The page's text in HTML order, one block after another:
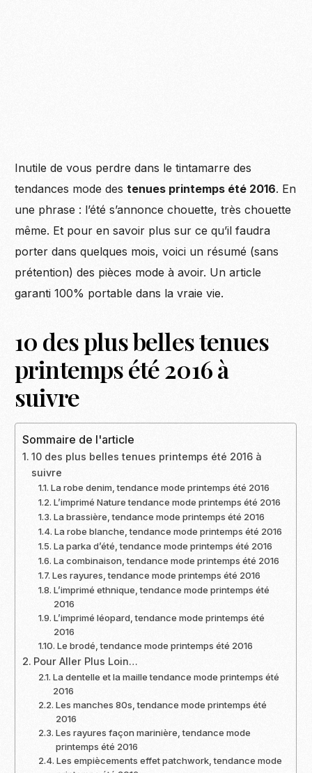
Inutile de vous perdre dans le tintamarre des
tendances mode destenues printemps été 2016. En
une phrase : l’été s’annonce chouette, très chouette
même. Et pour en savoir plus sur ce qu’il faudra
porter dans quelques mois, voici un résumé (sans
prétention) des pièces mode à avoir. Un article
garanti 100% portable dans la vraie vie.
10 des plus belles tenues
printemps été 2016 à
suivre
Sommaire de l'article
10 des plus belles tenues printemps été 2016 à
suivre
La robe denim, tendance mode printemps été 2016
L’imprimé Nature tendance mode printemps été 2016
La brassière, tendance mode printemps été 2016
La robe blanche, tendance mode printemps été 2016
La parka d’été, tendance mode printemps été 2016
La combinaison, tendance mode printemps été 2016
Les rayures, tendance mode printemps été 2016
L’imprimé ethnique, tendance mode printemps été
2016
L’imprimé léopard, tendance mode printemps été
2016
Le brodé, tendance mode printemps été 2016
Pour Aller Plus Loin…
La dentelle et la maille tendance mode printemps été
2016
Les manches 80s, tendance mode printemps été
2016
Les rayures façon marinière, tendance mode
printemps été 2016
Les empiècements effet patchwork, tendance mode